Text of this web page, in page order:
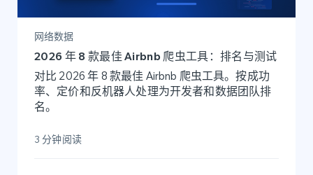
网络数据
2026 年 8 款最佳 Airbnb 爬虫工具：排名与测试
对比 2026 年 8 款最佳 Airbnb 爬虫工具。按成功
率、定价和反机器人处理为开发者和数据团队排
名。
3 分钟阅读